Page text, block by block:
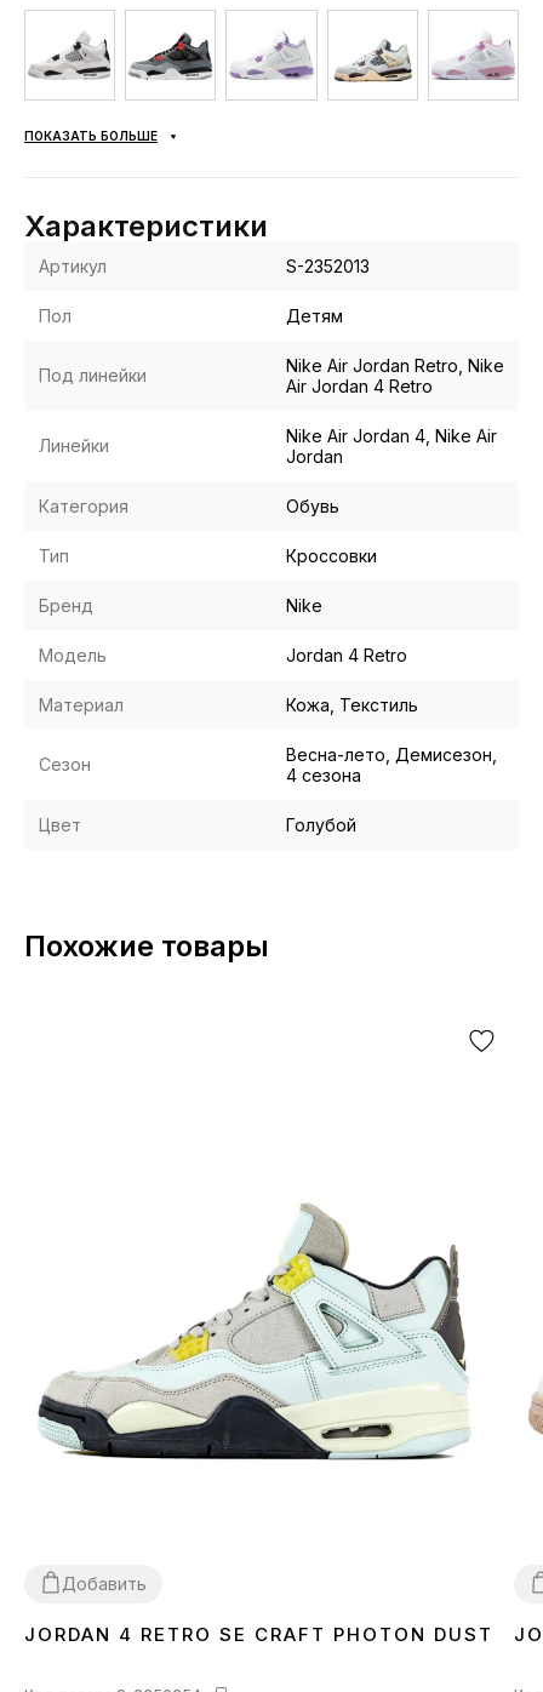
ПОКАЗАТЬ БОЛЬШЕ
Характеристики
Артикул S-2352013
Пол Детям
Под линейки
Nike Air Jordan Retro, Nike
Air Jordan 4 Retro
Линейки
Nike Air Jordan 4, Nike Air
Jordan
Категория Обувь
Тип Кроссовки
Бренд Nike
Модель Jordan 4 Retro
Материал Кожа, Текстиль
Сезон
Весна-лето, Демисезон,
4 сезона
Цвет Голубой
Похожие товары
Добавить
3738394344
JORDAN 4 RETRO SE CRAFT PHOTON DUST